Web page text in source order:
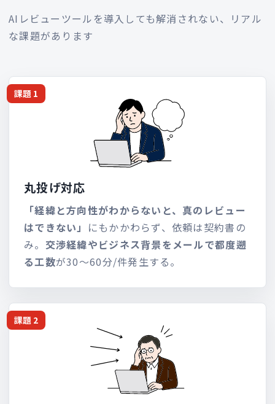
AIレビューツールを導入しても解消されない、リアル
な課題があります
課題 1
丸投げ対応
「経緯と方向性がわからないと、真のレビュー
はできない」 にもかかわらず、依頼は契約書の
み。 交渉経緯やビジネス背景をメールで都度遡
る工数が30〜60分/件発生する。
課題 2